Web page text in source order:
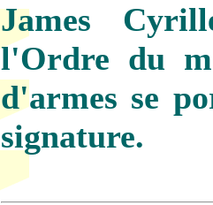
James
l'Ordre du
d'armes se
signature.